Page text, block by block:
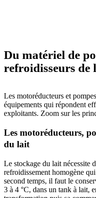
Du matériel de
refroidisseurs de
Les motoréducteurs et
équipements qui répondent
exploitants. Zoom sur les
Les motoréducteurs,
du lait
Le stockage du lait nécessite
refroidissement homogène
second temps, il faut le
3 à 4 °C, dans un tank à lait,